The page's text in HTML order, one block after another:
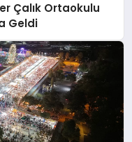
Çalık Ortaokulu
Geldi